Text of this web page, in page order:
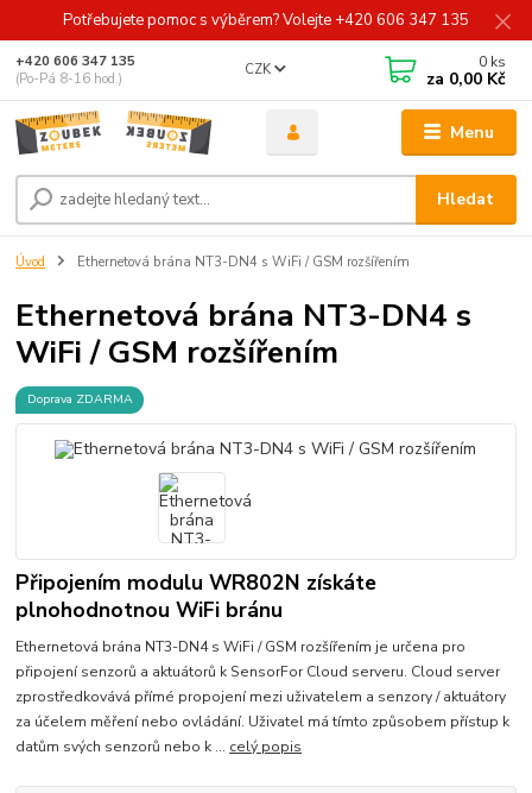
Potřebujete pomoc s výběrem? Volejte +420 606 347 135
Menu
CZK
Hledat
+420 606 347 135
(Po-Pá 8-16 hod.)
0 ks
za 0,00 Kč
Úvod Ethernetová brána NT3-DN4 s WiFi / GSM rozšířením
Ethernetová brána NT3-DN4 s
WiFi / GSM rozšířením
Doprava ZDARMA
Připojením modulu WR802N získáte
plnohodnotnou WiFi bránu
Ethernetová brána NT3-DN4 s WiFi / GSM rozšířením je určena pro
připojení senzorů a aktuátorů k SensorFor Cloud serveru. Cloud server
zprostředkovává přímé propojení mezi uživatelem a senzory / aktuátory
za účelem měření nebo ovládání. Uživatel má tímto způsobem přístup k
datům svých senzorů nebo k ... celý popis